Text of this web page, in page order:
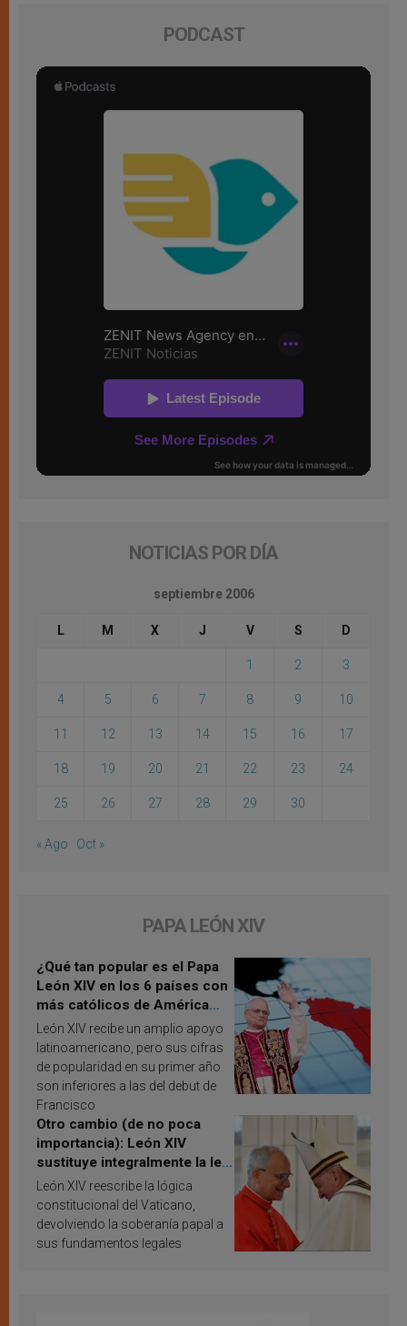
PODCAST
NOTICIAS POR DÍA
septiembre 2006
L M X J V S D
1 2 3
4 5 6 7 8 9 10
11 12 13 14 15 16 17
18 19 20 21 22 23 24
25 26 27 28 29 30
« Ago Oct »
PAPA LEÓN XIV
¿Qué tan popular es el Papa
León XIV en los 6 países con
más católicos de América
Latina en 2026? Publican
resultados de investigación
León XIV recibe un amplio apoyo
latinoamericano, pero sus cifras
de popularidad en su primer año
son inferiores a las del debut de
Francisco
Otro cambio (de no poca
importancia): León XIV
sustituye integralmente la ley
vaticana de Papa Francisco
León XIV reescribe la lógica
constitucional del Vaticano,
devolviendo la soberanía papal a
sus fundamentos legales